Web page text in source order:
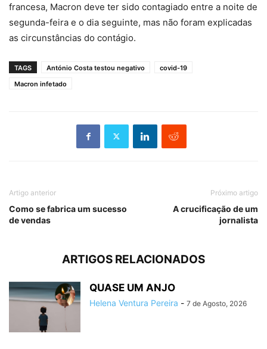
francesa, Macron deve ter sido contagiado entre a noite de
segunda-feira e o dia seguinte, mas não foram explicadas
as circunstâncias do contágio.
TAGS António Costa testou negativo
covid-19
Macron infetado
Artigo anterior
Como se fabrica um sucesso
de vendas
Próximo artigo
A crucificação de um
jornalista
ARTIGOS RELACIONADOS
QUASE UM ANJO
Helena Ventura Pereira - 7 de Agosto, 2026